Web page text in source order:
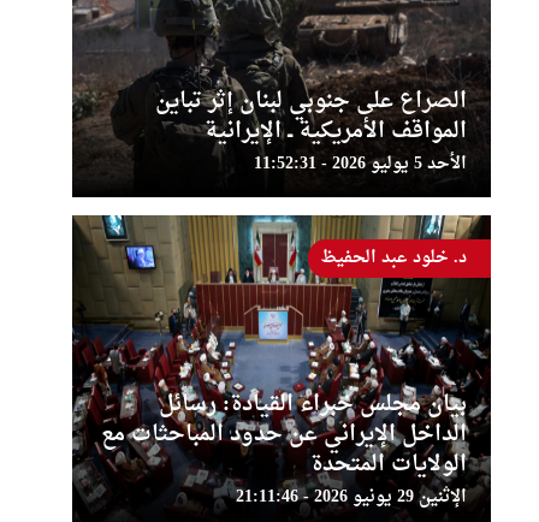
الصراع على جنوبي لبنان إثر تباين
المواقف الأمريكية ــ الإيرانية
الأحد 5 يوليو 2026 - 11:52:31
بيان مجلس خبراء القيادة: رسائل
الداخل الإيراني عن حدود المباحثات مع
الولايات المتحدة
الإثنين 29 يونيو 2026 - 21:11:46
د. خلود عبد الحفيظ